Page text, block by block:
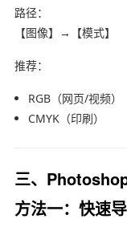
路径：
【图像】→【模式】
推荐：
RGB（网页/视频）
CMYK（印刷）
三、
方法一：快速